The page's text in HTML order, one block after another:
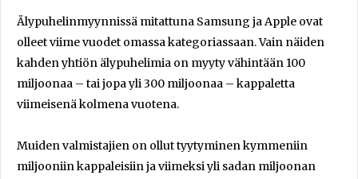
Älypuhelinmyynnissä mitattuna Samsung ja Apple ovat
olleet viime vuodet omassa kategoriassaan. Vain näiden
kahden yhtiön älypuhelimia on myyty vähintään 100
miljoonaa – tai jopa yli 300 miljoonaa – kappaletta
viimeisenä kolmena vuotena.
Muiden valmistajien on ollut tyytyminen kymmeniin
miljooniin kappaleisiin ja viimeksi yli sadan miljoonan